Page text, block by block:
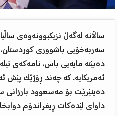
ساڵانە لەگەڵ نزيکبوونەوەی
سەربەخۆیی باشووری کوردستان،
دەبێتە مایەیی باس، نامەکەی
ئەمريکایە، کە چەند ڕۆژێک پێش
دەينێرێت بۆ مەسعوود بارزانی
داوای لێدەکات ڕيفراندۆم